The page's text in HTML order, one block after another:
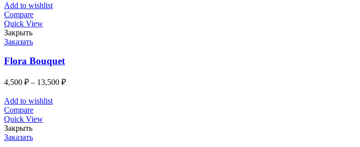
Add to wishlist
Compare
Quick View
Закрыть
Заказать
Flora Bouquet
4,500 ₽ – 13,500 ₽
Add to wishlist
Compare
Quick View
Закрыть
Заказать